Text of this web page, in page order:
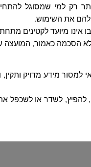
רק למי שמסוגל
להם את השימוש.
הסכמה כאמור,
מידע מדויק ותקין,
להפיץ, לשדר או לשכפל
או להפעיל אוטומטית